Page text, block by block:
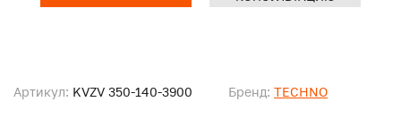
Артикул: KVZV 350-140-3900 Бренд: TECHNO